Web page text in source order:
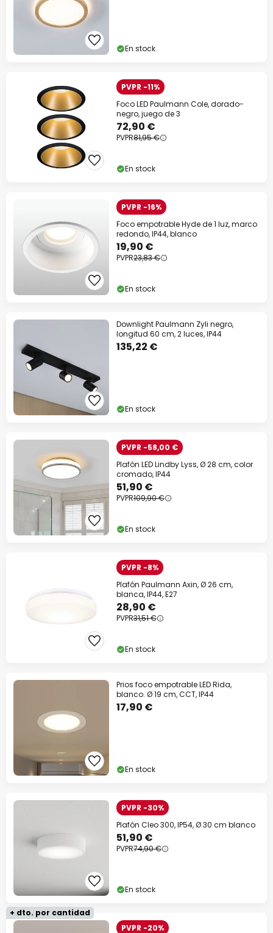
En stock
PVPR -11%
Foco LED Paulmann Cole, dorado-
negro, juego de 3
72,90 €
PVPR81,95 €
En stock
PVPR -16%
Foco empotrable Hyde de 1 luz, marco
redondo, IP44, blanco
19,90 €
PVPR23,83 €
En stock
Downlight Paulmann Zyli negro,
longitud 60 cm, 2 luces, IP44
135,22 €
En stock
PVPR -58,00 €
Plafón LED Lindby Lyss, Ø 28 cm, color
cromado, IP44
51,90 €
PVPR109,90 €
En stock
PVPR -8%
Plafón Paulmann Axin, Ø 26 cm,
blanca, IP44, E27
28,90 €
PVPR31,51 €
En stock
Prios foco empotrable LED Rida,
blanco. Ø 19 cm, CCT, IP44
17,90 €
En stock
PVPR -30%
Plafón Cleo 300, IP54, Ø 30 cm blanco
51,90 €
PVPR74,90 €
En stock
+ dto. por cantidad
PVPR -20%